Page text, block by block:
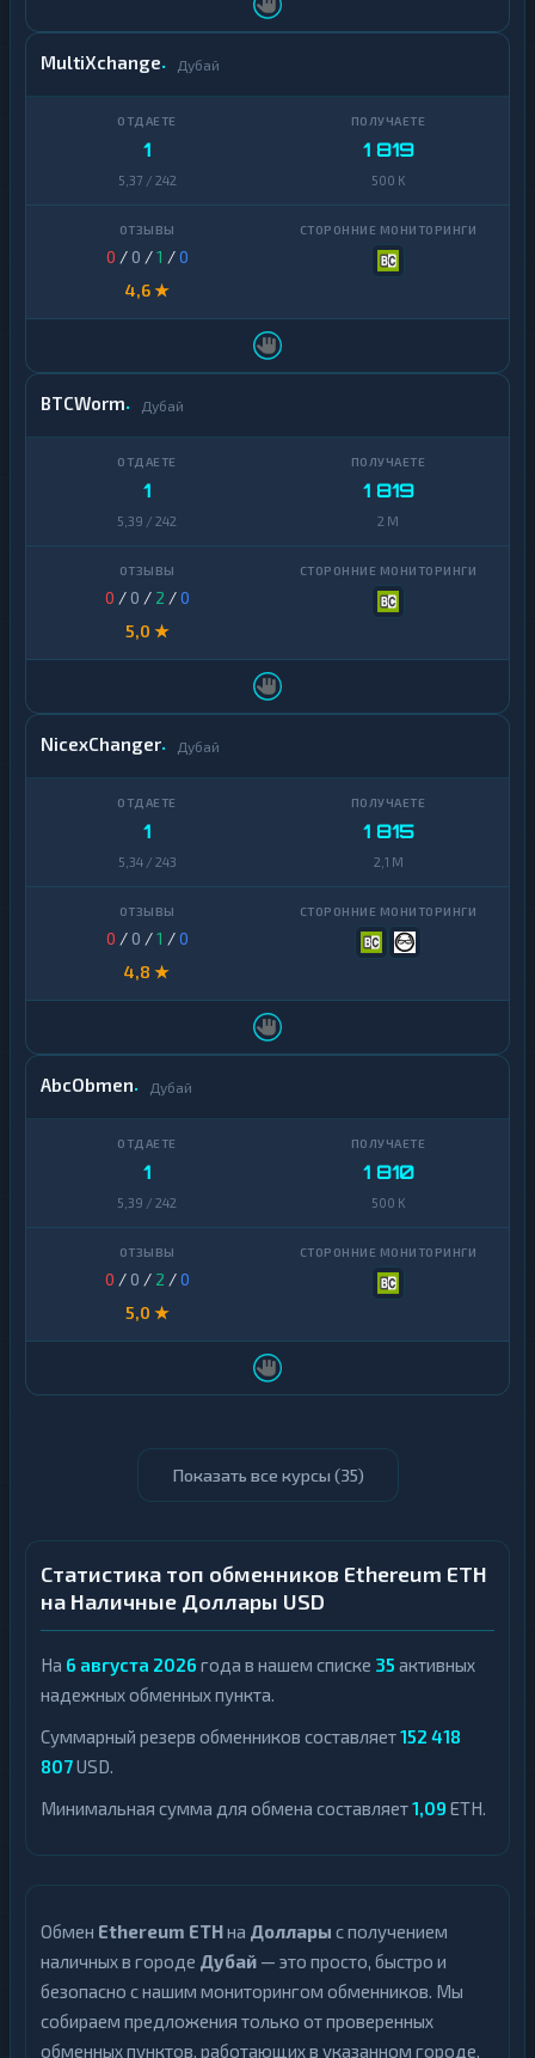
MultiXchange Дубай
1
5,37 / 242
1 819
500 K
0 / 0 /1 /0
4,6 ★
BTCWorm Дубай
1
5,39 / 242
1 819
2 M
0 / 0 / 2 /0
5,0 ★
NicexChanger Дубай
1
5,34 / 243
1 815
2,1 M
0 / 0 /1 /0
4,8 ★
AbcObmen Дубай
1
5,39 / 242
1 810
500 K
0 / 0 / 2 /0
5,0 ★
Показать все курсы (35)
Статистика топ обменников Ethereum ETH
на Наличные Доллары USD
На 6 августа 2026 года в нашем списке 35 активных
надежных обменных пункта.
Суммарный резерв обменников составляет152 418
807USD.
Минимальная сумма для обмена составляет1,09 ETH.
Обмен Ethereum ETHна Доллары с получением
наличных в городе Дубай — это просто, быстро и
безопасно с нашим мониторингом обменников. Мы
собираем предложения только от проверенных
обменных пунктов, работающих в указанном городе,